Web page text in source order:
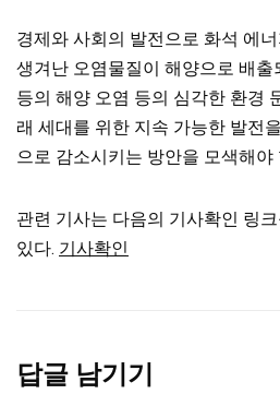
경제와 사회의 발전으로 화석 에
생겨난 오염물질이 해양으로 배
등의 해양 오염 등의 심각한 환경
래 세대를 위한 지속 가능한 발전
으로 감소시키는 방안을 모색해야
관련 기사는 다음의 기사확인 링
있다. 기사확인
답글 남기기